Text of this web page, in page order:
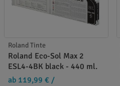
Roland Tinte
Roland Eco-Sol Max 2
ESL4-4BK black - 440 ml.
ab 119,99 € /